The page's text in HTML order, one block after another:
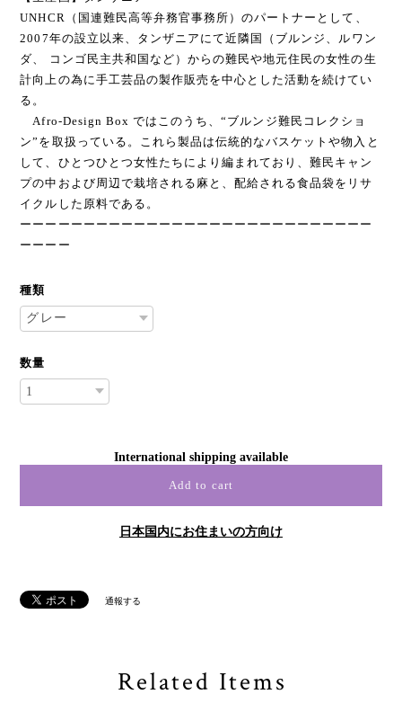
UNHCR（国連難民高等弁務官事務所）のパートナーとして、
2007年の設立以来、タンザニアにて近隣国（ブルンジ、ルワン
ダ、 コンゴ民主共和国など）からの難民や地元住民の女性の生
計向上の為に手工芸品の製作販売を中心とした活動を続けてい
る。
Afro-Design Box ではこのうち、“ブルンジ難民コレクショ
ン”を取扱っている。これら製品は伝統的なバスケットや物入と
して、ひとつひとつ女性たちにより編まれており、難民キャン
プの中および周辺で栽培される麻と、配給される食品袋をリサ
イクルした原料である。
ーーーーーーーーーーーーーーーーーーーーーーーーーーーー
ーーーー
種類
数量
International shipping available
Add to cart
日本国内にお住まいの方向け
通報する
Related Items